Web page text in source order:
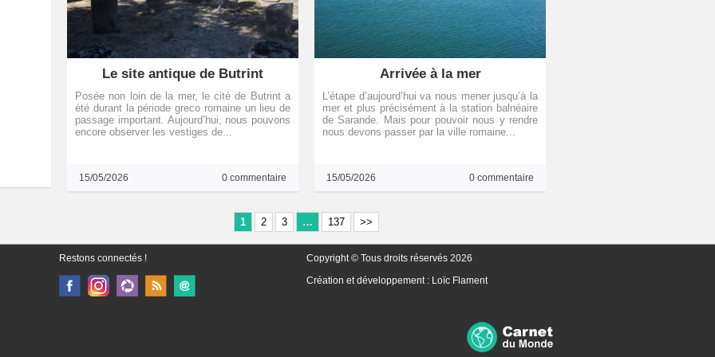
Le site antique de Butrint
Posée non loin de la mer, le cité de Butrint a
été durant la période greco romaine un lieu de
passage important. Aujourd’hui, nous pouvons
encore observer les vestiges de...
15/05/2026 0 commentaire
Arrivée à la mer
L’étape d’aujourd’hui va nous mener jusqu’à la
mer et plus précisément à la station balnéaire
de Sarande. Mais pour pouvoir nous y rendre
nous devons passer par la ville romaine...
15/05/2026 0 commentaire
1 2 3 … 137 >>
Restons connectés !
Copyright © Tous droits réservés 2026
Création et développement : Loïc Flament